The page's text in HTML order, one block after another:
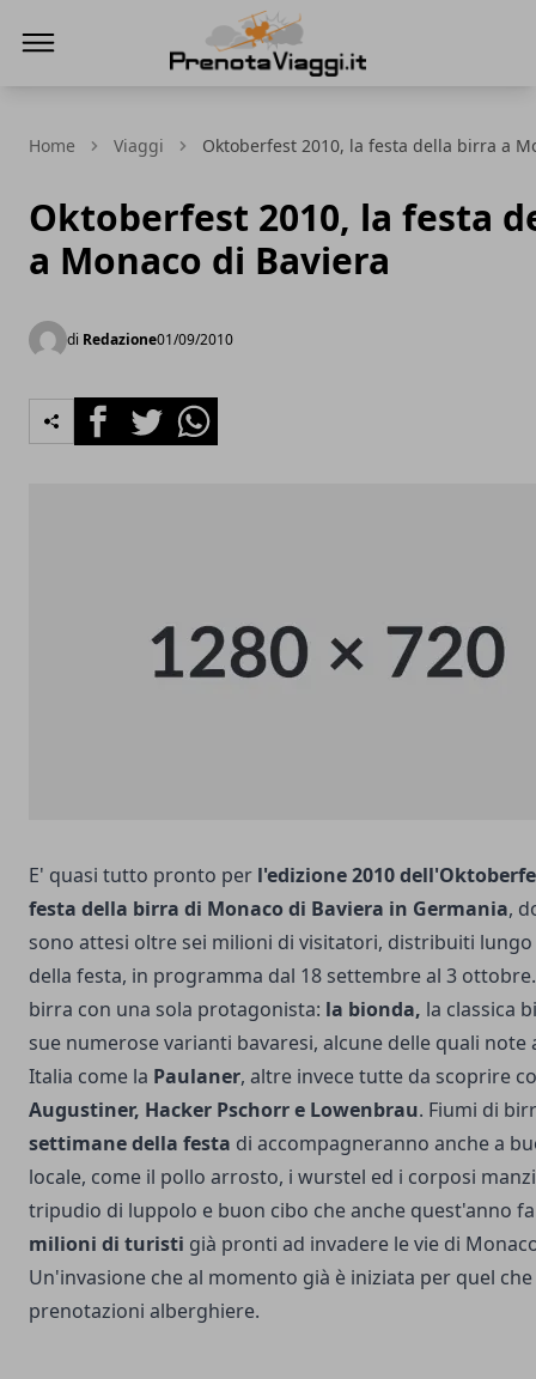
Home Viaggi Oktoberfest 2010, la festa della birra a
Oktoberfest 2010, la festa
a Monaco di Baviera
di Redazione01/09/2010
FacebookTwitterWhatsapp
E' quasi tutto pronto per l'edizione 2010
festa della birra di Monaco di Baviera in Germania,
sono attesi oltre sei milioni di visitatori, distribuiti
della festa, in programma dal 18 settembre al 3
birra con una sola protagonista: la bionda, la classica
sue numerose varianti bavaresi, alcune delle quali note
Italia come la Paulaner, altre invece tutte da scoprire
Augustiner, Hacker Pschorr e Lowenbrau. Fiumi di
settimane della festa di accompagneranno anche a
locale, come il pollo arrosto, i wurstel ed i corposi
tripudio di luppolo e buon cibo che anche quest'anno
milioni di turisti già pronti ad invadere le vie di
Un'invasione che al momento già è iniziata per quel
prenotazioni alberghiere.